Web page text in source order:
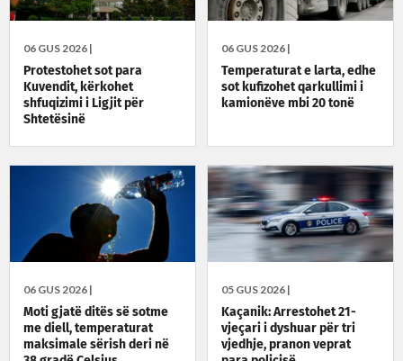
06 GUS 2026 |
Protestohet sot para
Kuvendit, kërkohet
shfuqizimi i Ligjit për
Shtetësinë
06 GUS 2026 |
Temperaturat e larta, edhe
sot kufizohet qarkullimi i
kamionëve mbi 20 tonë
06 GUS 2026 |
Moti gjatë ditës së sotme
me diell, temperaturat
maksimale sërish deri në
05 GUS 2026 |
Kaçanik: Arrestohet 21-
vjeçari i dyshuar për tri
vjedhje, pranon veprat